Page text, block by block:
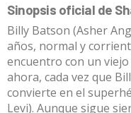
Sinopsis oficial de
Billy Batson (Asher
años, normal y
encuentro con un viejo
ahora, cada vez que
convierte en el
Levi). Aunque sigue